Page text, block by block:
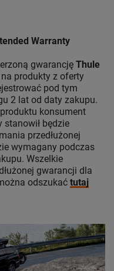
Warranty
gwarancję Thule
na produkty z oferty
pod tym
2 lat od daty zakupu.
konsument
będzie
przedłużonej
wymagany podczas
Wszelkie
gwarancji dla
odszukać tutaj